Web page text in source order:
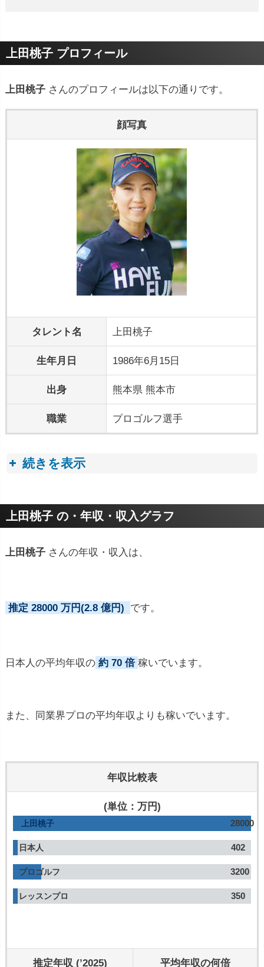
上田桃子 プロフィール
上田桃子 さんのプロフィールは以下の通りです。
顔写真
タレント名 上田桃子
生年月日 1986年6月15日
出身 熊本県 熊本市
職業 プロゴルフ選手
続きを表示
プロフィールトピック
上田桃子 の・年収・収入グラフ
上田桃子 さんの年収・収入は、
推定 28000 万円(2.8 億円) です。
日本人の平均年収の 約 70 倍 稼いでいます。
また、同業界プロの平均年収よりも稼いでいます。
年収比較表
(単位：万円)
上田桃子 28000
日本人 402
プロゴルフ 3200
レッスンプロ 350
推定年収 (’2025) 平均年収の何倍